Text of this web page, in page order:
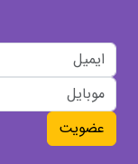
عضویت